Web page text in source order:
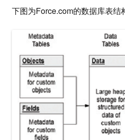
下图为Force.com的数据库表结